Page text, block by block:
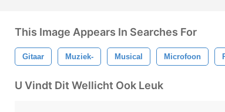
This Image Appears In Searches For
Gitaar Muziek- Musical Microfoon
U Vindt Dit Wellicht Ook Leuk